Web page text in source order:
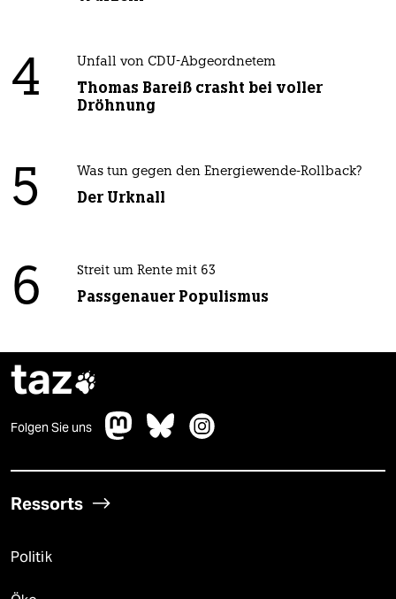
4 Unfall von CDU-Abgeordnetem
Thomas Bareiß crasht bei voller
Dröhnung
5 Was tun gegen den Energiewende-Rollback?
Der Urknall
6 Streit um Rente mit 63
Passgenauer Populismus
taz
Folgen Sie uns
Ressorts
Politik